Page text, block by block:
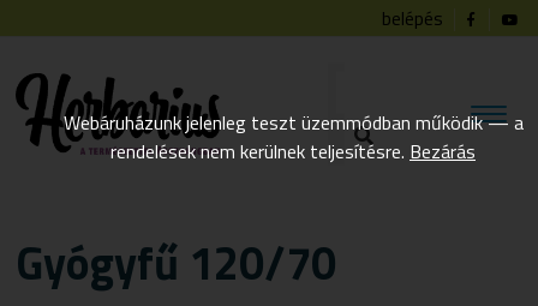
belépés
Gyógyfű 120/70
Webáruházunk jelenleg teszt üzemmódban működik — a
rendelések nem kerülnek teljesítésre. Bezárás